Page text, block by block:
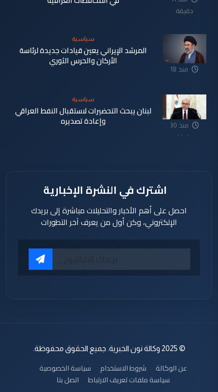
دقيقة
منذ 18
سياسية
المرشد الإيراني يعين قيادات جديدة لرئاسة
الأركان والحرس الثوري
منذ 30
دقيقة
سياسية
لبنان يبحث التحضيرات لاستقبال النفط العراقي
وإعادة تصديره
اشترك في النشرة الإخبارية
احصل على أهم الأخبار والتحليلات مباشرة إلى بريدك
الإلكتروني، وكن أول من يعرف آخر التطورات
© 2025 وكالة نون الخبرية. جميع الحقوق محفوظة.
عن الوكالة شروط الاستخدام
سياسة الخصوصية
سياسة ملفات تعريف الارتباط
اتصل بنا